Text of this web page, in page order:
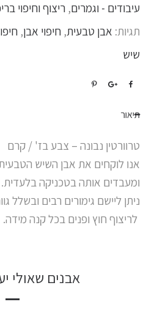
עיבודים - וגמרים, ריצוף וחיפוי
תגיות: אבן טבעית, חיפוי אבן,
שיש
תיאור
טרוורטין נבונה – צבע בז' / קרם
אנו לוקחים את אבן השיש
ומעבדים אותה בטכניקה בלעדית.
ניתן ליישם גימורים רבים ובשלל
לריצוף חוץ ופנים בכל קנה מידה.
אבנים שאולי